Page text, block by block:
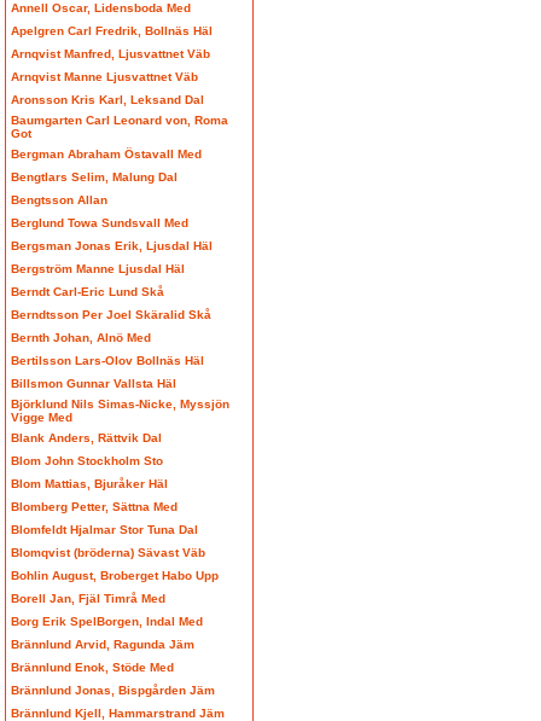
Annell Oscar, Lidensboda Med
Apelgren Carl Fredrik, Bollnäs Häl
Arnqvist Manfred, Ljusvattnet Väb
Arnqvist Manne Ljusvattnet Väb
Aronsson Kris Karl, Leksand Dal
Baumgarten Carl Leonard von, Roma
Got
Bergman Abraham Östavall Med
Bengtlars Selim, Malung Dal
Bengtsson Allan
Berglund Towa Sundsvall Med
Bergsman Jonas Erik, Ljusdal Häl
Bergström Manne Ljusdal Häl
Berndt Carl-Eric Lund Skå
Berndtsson Per Joel Skäralid Skå
Bernth Johan, Alnö Med
Bertilsson Lars-Olov Bollnäs Häl
Billsmon Gunnar Vallsta Häl
Björklund Nils Simas-Nicke, Myssjön
Vigge Med
Blank Anders, Rättvik Dal
Blom John Stockholm Sto
Blom Mattias, Bjuråker Häl
Blomberg Petter, Sättna Med
Blomfeldt Hjalmar Stor Tuna Dal
Blomqvist (bröderna) Sävast Väb
Bohlin August, Broberget Habo Upp
Borell Jan, Fjäl Timrå Med
Borg Erik SpelBorgen, Indal Med
Brännlund Arvid, Ragunda Jäm
Brännlund Enok, Stöde Med
Brännlund Jonas, Bispgården Jäm
Brännlund Kjell, Hammarstrand Jäm